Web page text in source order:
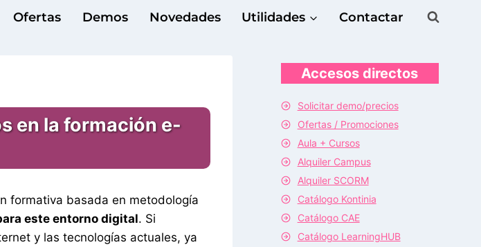
Ofertas Demos Novedades Utilidades Contactar
en la formación e-
formativa basada en metodología
este entorno digital. Si
y las tecnologías actuales, ya
Accesos directos
Solicitar demo/precios
Ofertas / Promociones
Aula + Cursos
Alquiler Campus
Alquiler SCORM
Catálogo Kontinia
Catálogo CAE
Catálogo LearningHUB